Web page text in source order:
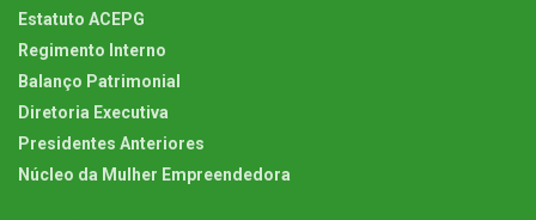
Estatuto ACEPG
Regimento Interno
Balanço Patrimonial
Diretoria Executiva
Presidentes Anteriores
Núcleo da Mulher Empreendedora